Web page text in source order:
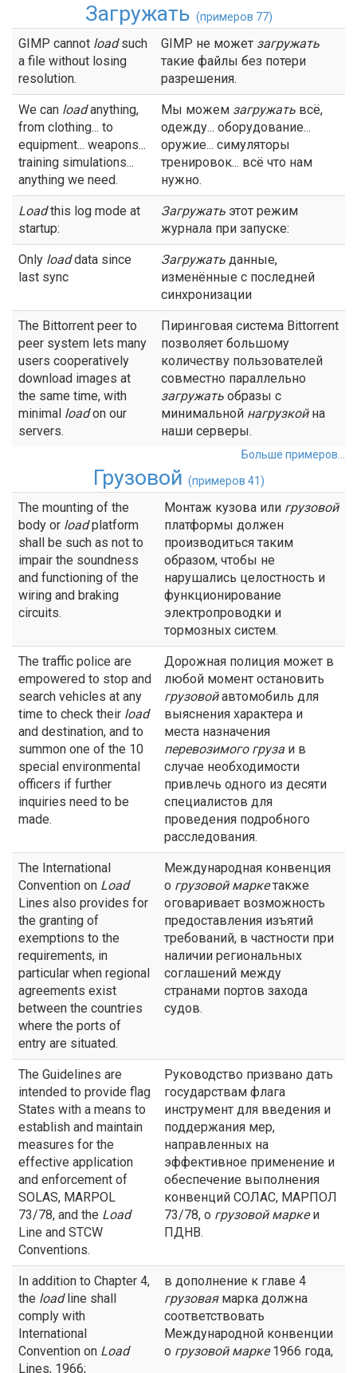
Загружать (примеров 77)
GIMP cannot loadsuch
a file without losing
resolution.
GIMP не может загружать
такие файлы без потери
разрешения.
We can loadanything,
from clothing... to
equipment... weapons...
training simulations...
anything we need.
Мы можем загружать всё,
одежду... оборудование...
оружие... симуляторы
тренировок... всё что нам
нужно.
Loadthis log mode at
startup:
Загружать этот режим
журнала при запуске:
Only loaddata since
last sync
Загружать данные,
изменённые с последней
синхронизации
The Bittorrent peer to
peer system lets many
users cooperatively
download images at
the same time, with
minimal loadon our
servers.
Пиринговая система Bittorrent
позволяет большому
количеству пользователей
совместно параллельно
загружать образы с
минимальной нагрузкойна
наши серверы.
Больше примеров...
Грузовой (примеров 41)
The mounting of the
body or loadplatform
shall be such as not to
impair the soundness
and functioning of the
wiring and braking
circuits.
Монтаж кузова или грузовой
платформы должен
производиться таким
образом, чтобы не
нарушались целостность и
функционирование
электропроводки и
тормозных систем.
The traffic police are
empowered to stop and
search vehicles at any
time to check their load
and destination, and to
summon one of the 10
special environmental
officers if further
inquiries need to be
made.
Дорожная полиция может в
любой момент остановить
грузовойавтомобиль для
выяснения характера и
места назначения
перевозимого груза и в
случае необходимости
привлечь одного из десяти
специалистов для
проведения подробного
расследования.
The International
Convention on Load
Lines also provides for
the granting of
exemptions to the
requirements, in
particular when regional
agreements exist
between the countries
where the ports of
entry are situated.
Международная конвенция
о грузовоймаркетакже
оговаривает возможность
предоставления изъятий
требований, в частности при
наличии региональных
соглашений между
странами портов захода
судов.
The Guidelines are
intended to provide flag
States with a means to
establish and maintain
measures for the
effective application
and enforcement of
SOLAS, MARPOL
73/78, and the Load
Line and STCW
Conventions.
Руководство призвано дать
государствам флага
инструмент для введения и
поддержания мер,
направленных на
эффективное применение и
обеспечение выполнения
конвенций СОЛАС, МАРПОЛ
73/78, о грузовоймаркеи
ПДНВ.
In addition to Chapter 4,
the loadline shall
comply with
International
Convention on Load
Lines, 1966;
в дополнение к главе 4
грузоваямарка должна
соответствовать
Международной конвенции
о грузовоймарке1966 года,